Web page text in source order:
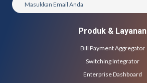
Produk & Layanan
Bill Payment Aggregator
Switching Integrator
Enterprise Dashboard